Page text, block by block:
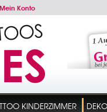
Mein Konto
KINDERZIMMER